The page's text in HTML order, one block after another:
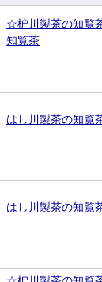
☆枦川製茶の知覧
知覧茶
はし川製茶の知
はし川製茶の知